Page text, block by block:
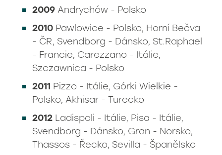
2009 Andrychów - Polsko
2010 Pawlowice - Polsko, Horní Bečva
- ČR, Svendborg - Dánsko, St.Raphael
- Francie, Carezzano - Itálie,
Szczawnica - Polsko
2011 Pizzo - Itálie, Górki Wielkie -
Polsko, Akhisar - Turecko
2012 Ladispoli - Itálie, Pisa - Itálie,
Svendborg - Dánsko, Gran - Norsko,
Thassos - Řecko, Sevilla - Španělsko